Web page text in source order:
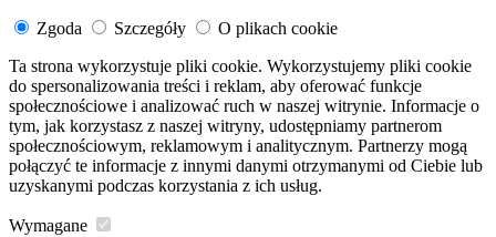
Zgoda Szczegóły
O plikach cookie
Ta strona wykorzystuje pliki cookie. Wykorzystujemy pliki cookie
do spersonalizowania treści i reklam, aby oferować funkcje
społecznościowe i analizować ruch w naszej witrynie. Informacje o
tym, jak korzystasz z naszej witryny, udostępniamy partnerom
społecznościowym, reklamowym i analitycznym. Partnerzy mogą
połączyć te informacje z innymi danymi otrzymanymi od Ciebie lub
uzyskanymi podczas korzystania z ich usług.
Wymagane